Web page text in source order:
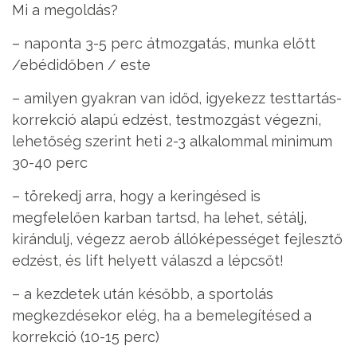
Mi a megoldás?
– naponta 3-5 perc átmozgatás, munka előtt
/ebédidőben / este
– amilyen gyakran van időd, igyekezz testtartás-
korrekció alapú edzést, testmozgást végezni,
lehetőség szerint heti 2-3 alkalommal minimum
30-40 perc
– törekedj arra, hogy a keringésed is
megfelelően karban tartsd, ha lehet, sétálj,
kirándulj, végezz aerob állóképességet fejlesztő
edzést, és lift helyett válaszd a lépcsőt!
– a kezdetek után később, a sportolás
megkezdésekor elég, ha a bemelegítésed a
korrekció (10-15 perc)